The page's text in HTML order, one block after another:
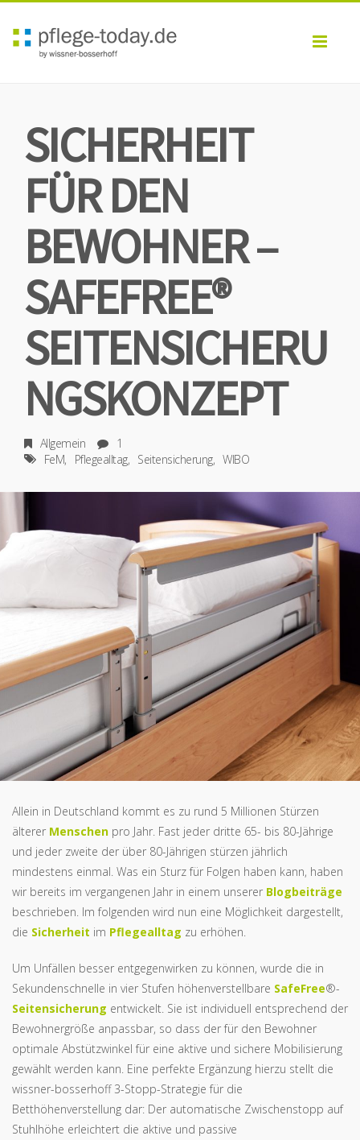
SICHERHEIT
FÜR DEN
BEWOHNER –
SAFEFREE®
SEITENSICHERU
NGSKONZEPT
Allgemein
1
FeM
Pflegealltag Seitensicherung WIBO
Allein in Deutschland kommt es zu rund 5 Millionen Stürzen
älterer Menschen pro Jahr. Fast jeder dritte 65- bis 80-Jährige
und jeder zweite der über 80-Jährigen stürzen jährlich
mindestens einmal. Was ein Sturz für Folgen haben kann, haben
wir bereits im vergangenen Jahr in einem unserer Blogbeiträge
beschrieben. Im folgenden wird nun eine Möglichkeit dargestellt,
die Sicherheit im Pflegealltag zu erhöhen.
Um Unfällen besser entgegenwirken zu können, wurde die in
Sekundenschnelle in vier Stufen höhenverstellbare SafeFree®-
Seitensicherung entwickelt. Sie ist individuell entsprechend der
Bewohnergröße anpassbar, so dass der für den Bewohner
optimale Abstützwinkel für eine aktive und sichere Mobilisierung
gewählt werden kann. Eine perfekte Ergänzung hierzu stellt die
wissner-bosserhoff 3-Stopp-Strategie für die
Betthöhenverstellung dar: Der automatische Zwischenstopp auf
Stuhlhöhe erleichtert die aktive und passive